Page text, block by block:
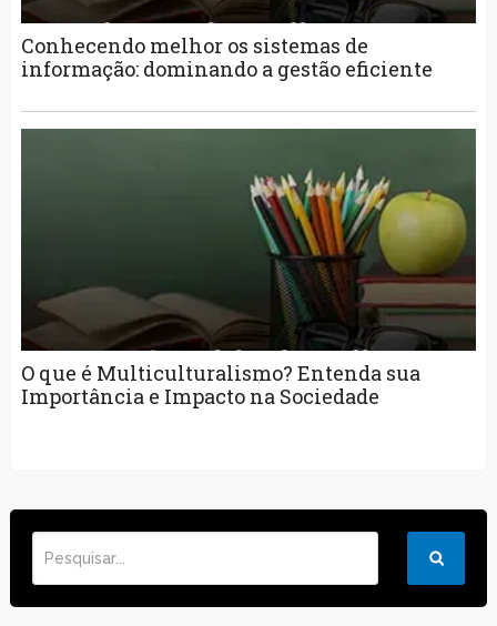
Conhecendo melhor os sistemas de
informação: dominando a gestão eficiente
O que é Multiculturalismo? Entenda sua
Importância e Impacto na Sociedade